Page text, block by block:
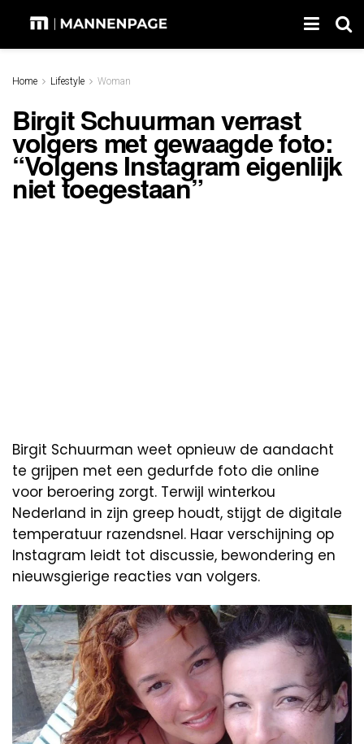
Home Lifestyle Woman
Birgit Schuurman verrast
volgers met gewaagde foto:
“Volgens Instagram eigenlijk
niet toegestaan”
Birgit Schuurman weet opnieuw de aandacht
te grijpen met een gedurfde foto die online
voor beroering zorgt. Terwijl winterkou
Nederland in zijn greep houdt, stijgt de digitale
temperatuur razendsnel. Haar verschijning op
Instagram leidt tot discussie, bewondering en
nieuwsgierige reacties van volgers.